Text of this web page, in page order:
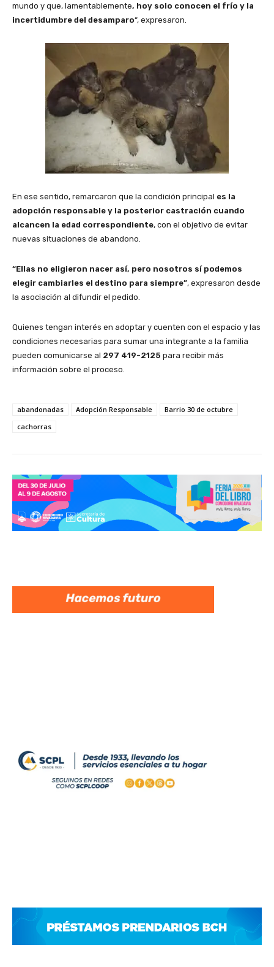
mundo y que, lamentablemente, hoy solo conocen el frío y la
incertidumbre del desamparo“, expresaron.
En ese sentido, remarcaron que la condición principal es la
adopción responsable y la posterior castración cuando
alcancen la edad correspondiente, con el objetivo de evitar
nuevas situaciones de abandono.
“Ellas no eligieron nacer así, pero nosotros sí podemos
elegir cambiarles el destino para siempre”, expresaron desde
la asociación al difundir el pedido.
Quienes tengan interés en adoptar y cuenten con el espacio y las
condiciones necesarias para sumar una integrante a la familia
pueden comunicarse al 297 419-2125 para recibir más
información sobre el proceso.
abandonadas Adopción Responsable
Barrio 30 de octubre
cachorras